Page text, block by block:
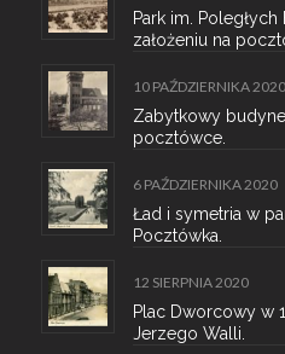
Park im.
założeniu na
10 PAŹDZIERNIKA 2020
Zabytkowy
pocztówce.
6 PAŹDZIERNIKA 2020
Ład i symetria w
Pocztówka.
12 SIERPNIA 2020
Plac Dworcowy w
Jerzego Walli.